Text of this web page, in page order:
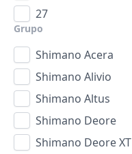
27
Grupo
Shimano Acera
Shimano Alivio
Shimano Altus
Shimano Deore
Shimano Deore XT